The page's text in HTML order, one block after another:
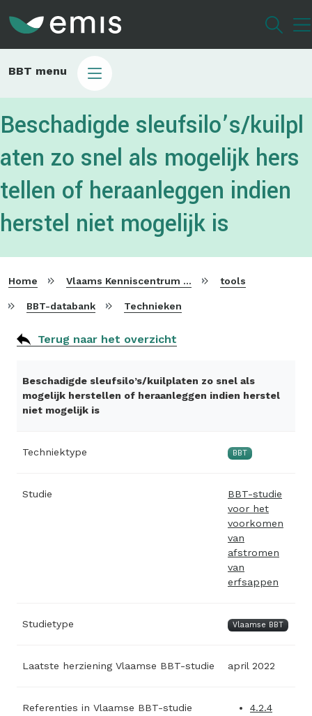
gaan
Main
BBT menu
Beschadigde sleufsilo’s/kuilpl
aten zo snel als mogelijk hers
tellen of heraanleggen indien
herstel niet mogelijk is
Home Vlaams Kenniscentrum voor Beste Beschikbare Technieken tools
BBT-databank Technieken
Terug naar het overzicht
Beschadigde sleufsilo’s/kuilplaten zo snel als
mogelijk herstellen of heraanleggen indien herstel
niet mogelijk is
Techniektype BBT
Studie
BBT-studie
voor het
voorkomen
van
afstromen
van
erfsappen
Studietype Vlaamse BBT
Laatste herziening Vlaamse BBT-studie april 2022
Referenties in Vlaamse BBT-studie
4.2.4